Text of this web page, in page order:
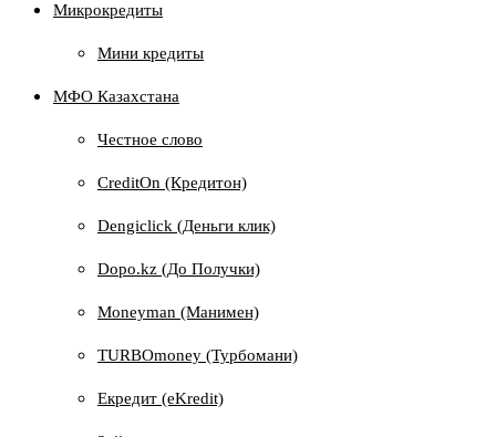
Микрокредиты
Мини кредиты
МФО Казахстана
Честное слово
CreditOn (Кредитон)
Dengiclick (Деньги клик)
Dopo.kz (До Получки)
Moneyman (Манимен)
TURBOmoney (Турбомани)
Екредит (еKredit)